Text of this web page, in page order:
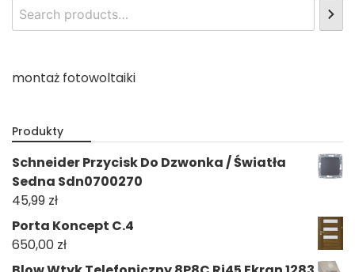
montaż fotowoltaiki
Produkty
Schneider Przycisk Do Dzwonka / Światła
Sedna Sdn0700270
45,99 zł
Porta Koncept C.4
650,00 zł